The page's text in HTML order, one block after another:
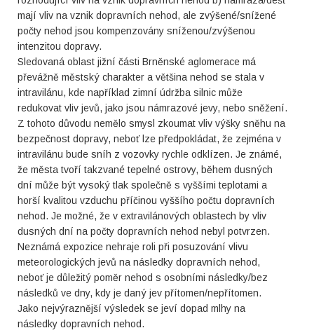
mají vliv na vznik dopravních nehod, ale zvýšené/snížené
počty nehod jsou kompenzovány sníženou/zvýšenou
intenzitou dopravy.
Sledovaná oblast jižní části Brněnské aglomerace má
převážně městský charakter a většina nehod se stala v
intravilánu, kde například zimní údržba silnic může
redukovat vliv jevů, jako jsou námrazové jevy, nebo sněžení.
Z tohoto důvodu nemělo smysl zkoumat vliv výšky sněhu na
bezpečnost dopravy, neboť lze předpokládat, že zejména v
intravilánu bude sníh z vozovky rychle odklízen. Je známé,
že města tvoří takzvané tepelné ostrovy, během dusných
dní může být vysoký tlak společně s vyššími teplotami a
horší kvalitou vzduchu příčinou vyššího počtu dopravních
nehod. Je možné, že v extravilánových oblastech by vliv
dusných dní na počty dopravních nehod nebyl potvrzen.
Neznámá expozice nehraje roli při posuzování vlivu
meteorologických jevů na následky dopravních nehod,
neboť je důležitý poměr nehod s osobními následky/bez
následků ve dny, kdy je daný jev přítomen/nepřítomen.
Jako nejvýraznější výsledek se jeví dopad mlhy na
následky dopravních nehod.